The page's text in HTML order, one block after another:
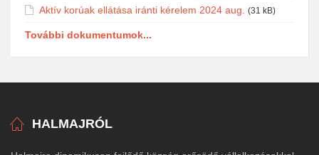
Aktív korúak ellátása iránti kérelem 2024 aug. (31 kB)
További dokumentumok...
HALMAJRÓL